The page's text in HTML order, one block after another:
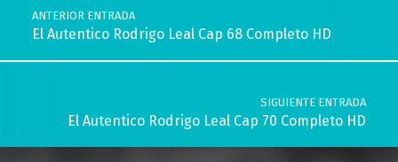
ANTERIOR ENTRADA
El Autentico Rodrigo Leal Cap 68 Completo HD
SIGUIENTE ENTRADA
El Autentico Rodrigo Leal Cap 70 Completo HD